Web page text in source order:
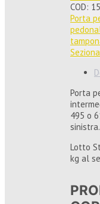
COD:
Porta
Porta
495 o
sinistra.
Lotto
kg al